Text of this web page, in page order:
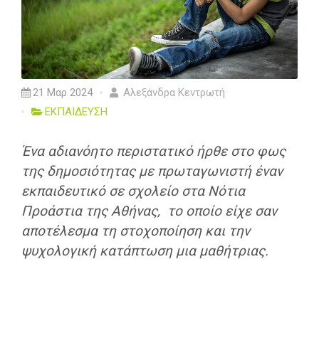
21 Μαρ 2024
Αλεξάνδρα Κεντρωτή
ΕΚΠΑΙΔΕΥΣΗ
Ένα αδιανόητο περιστατικό ήρθε στο φως
της δημοσιότητας με πρωταγωνιστή έναν
εκπαιδευτικό σε σχολείο στα Νότια
Προάστια της Αθήνας, το οποίο είχε σαν
αποτέλεσμα τη στοχοποίηση και την
ψυχολογική κατάπτωση μια μαθήτριας.